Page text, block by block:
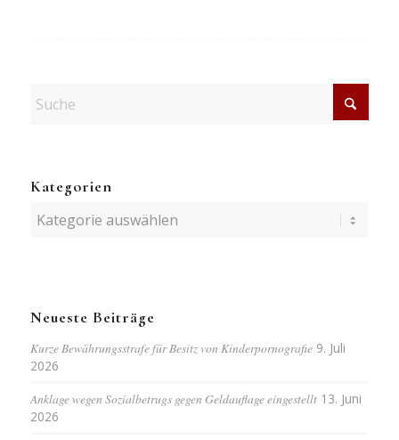
Kategorien
Kategorien
Neueste Beiträge
Kurze Bewährungsstrafe für Besitz von Kinderpornografie 9. Juli
2026
Anklage wegen Sozialbetrugs gegen Geldauflage eingestellt 13. Juni
2026